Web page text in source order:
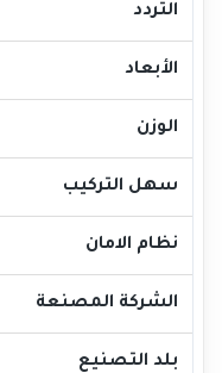
التردد
الأبعاد
الوزن
سهل التركيب
نظام الامان
الشركة المصنعة
بلد التصنيع